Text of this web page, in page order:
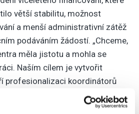
větší stabilitu, možnost
a menší administrativní zátěž
podáváním žádostí. „Chceme,
měla jistotu a mohla se
Naším cílem je vytvořit
profesionalizaci koordinátorů
kontinuitu služeb a umožní další
Pardubickém kraji,“ doplnil Pavel